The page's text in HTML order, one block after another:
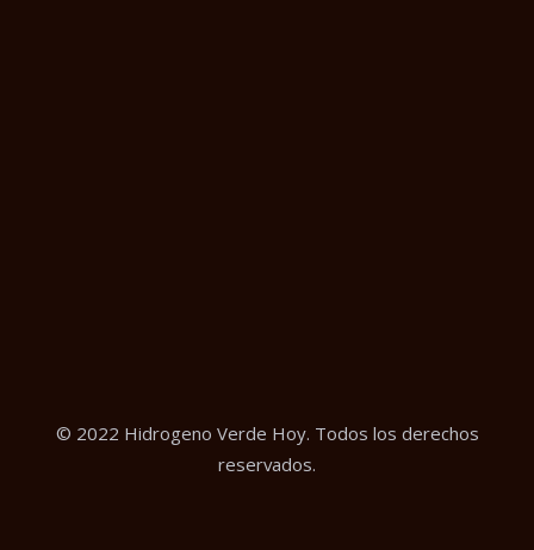
© 2022 Hidrogeno Verde Hoy. Todos los derechos
reservados.